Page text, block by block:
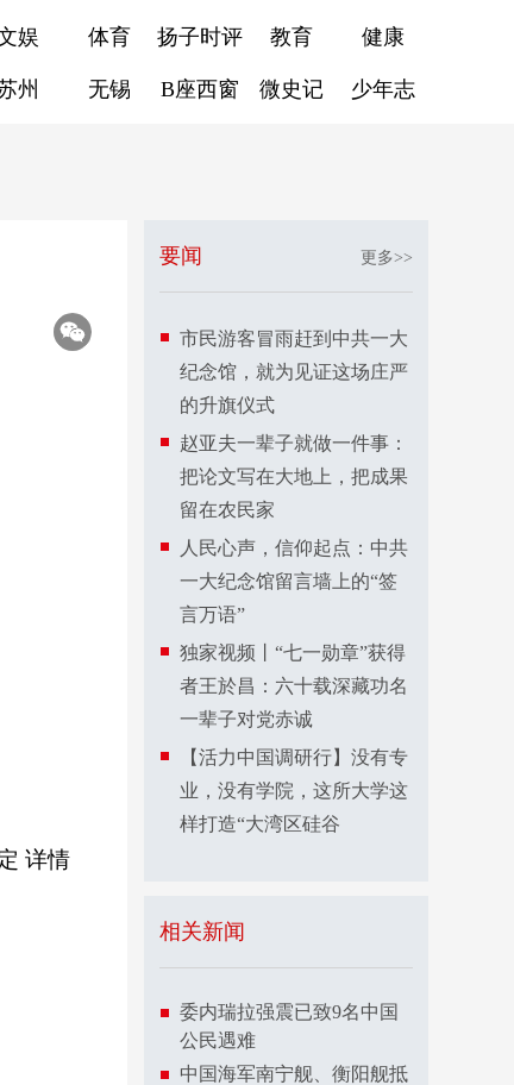
娱 体育 扬子时评 教育 健康
州 无锡 B座西窗 微史记 少年志
详情
要闻 更多>>
市民游客冒雨赶到中共一大
纪念馆，就为见证这场庄严
的升旗仪式
赵亚夫一辈子就做一件事：
把论文写在大地上，把成果
留在农民家
人民心声，信仰起点：中共
一大纪念馆留言墙上的“签
言万语”
独家视频丨“七一勋章”获得
者王於昌：六十载深藏功名
一辈子对党赤诚
【活力中国调研行】没有专
业，没有学院，这所大学这
样打造“大湾区硅谷
相关新闻
委内瑞拉强震已致9名中国
公民遇难
中国海军南宁舰、衡阳舰抵